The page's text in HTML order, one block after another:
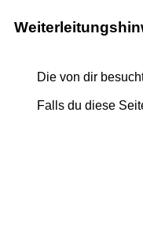
Die von dir
Falls du diese